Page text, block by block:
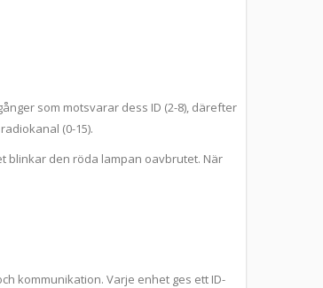
som motsvarar dess ID (2-8), därefter
(0-15).
blinkar den röda lampan oavbrutet. När
kommunikation. Varje enhet ges ett ID-